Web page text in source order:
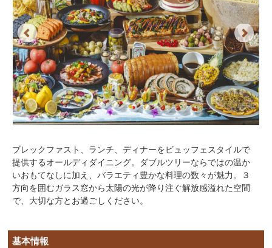
Previous Next
ブレックファスト、ランチ、ディナーをビュッフェスタイルで
提供するオールディダイニング。ダブルツリーならではの温か
いおもてなしに加え、バラエティ豊かな料理の数々が魅力。３
方向を囲むガラス窓から太陽の光が降り注ぐ解放感溢れた空間
で、大切な方とお過ごしください。
基本情報